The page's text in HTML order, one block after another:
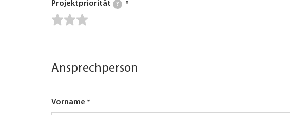
Projektpriorität ?
Ansprechperson
Vorname